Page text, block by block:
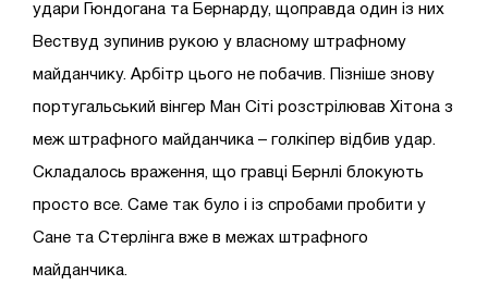
удари Гюндогана та Бернарду, щоправда один із них
Вествуд зупинив рукою у власному штрафному
майданчику. Арбітр цього не побачив. Пізніше знову
португальський вінгер Ман Сіті розстрілював Хітона з
меж штрафного майданчика – голкіпер відбив удар.
Складалось враження, що гравці Бернлі блокують
просто все. Саме так було і із спробами пробити у
Сане та Стерлінга вже в межах штрафного
майданчика.